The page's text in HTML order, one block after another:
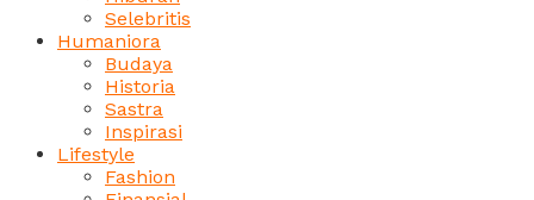
Selebritis
Humaniora
Budaya
Historia
Sastra
Inspirasi
Lifestyle
Fashion